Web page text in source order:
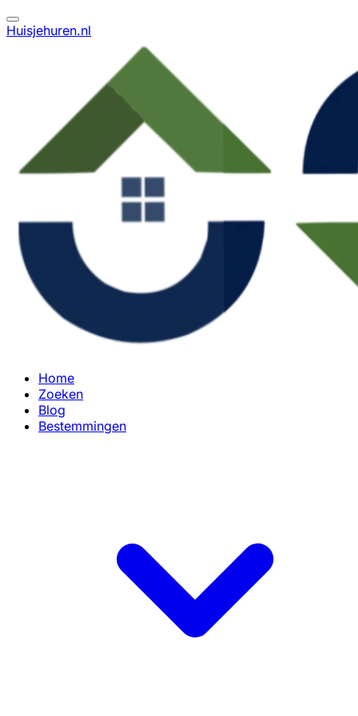
Huisjehuren.nl
Home
Zoeken
Blog
Bestemmingen